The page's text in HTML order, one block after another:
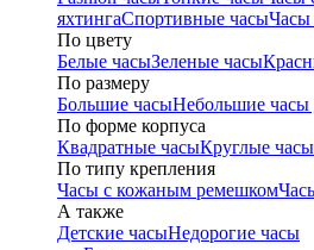
яхтингаСпортивные часыЧасы
По цвету
Белые часыЗеленые часы
По размеру
Большие часыНебольшие
По форме корпуса
Квадратные часыКруглые часы
По типу крепления
Часы с кожаным ремешком
А также
Детские часыНедорогие часы